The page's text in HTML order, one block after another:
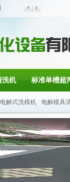
洗机 标准单槽超
电解式洗模机 电解模具